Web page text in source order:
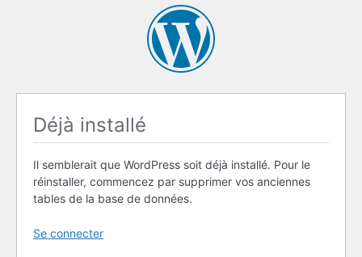
Déjà installé
Il semblerait que WordPress soit déjà installé. Pour le
réinstaller, commencez par supprimer vos anciennes
tables de la base de données.
Se connecter